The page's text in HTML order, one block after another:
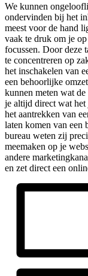
We kunnen
ondervinden bij het
meest voor de hand
vaak te druk om je
focussen. Door deze
te concentreren op
het inschakelen van
een behoorlijke
kunnen meten wat
je altijd direct wat het
het aantrekken van
laten komen van een
bureau weten zij
meemaken op je
andere
en zet direct een